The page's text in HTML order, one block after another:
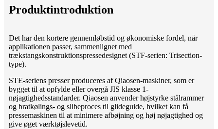
Produktintroduktion
Det har den kortere gennemløbstid og økonomiske fordel, når
applikationen passer, sammenlignet med
trækstangskonstruktionspressedesignet (STF-serien: Trisection-
type).
STE-seriens presser produceres af Qiaosen-maskiner, som er
bygget til at opfylde eller overgå JIS klasse 1-
nøjagtighedsstandarder. Qiaosen anvender højstyrke stålrammer
og bratkølings- og slibeproces til glideguide, hvilket kan få
pressemaskinen til at minimere afbøjning og høj nøjagtighed og
give øget værktøjslevetid.